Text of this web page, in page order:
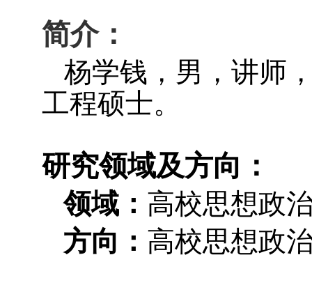
简介：
杨学钱，男，讲师
工程硕士。
研究领域及方向：
领域： 高校思想政
方向： 高校思想政